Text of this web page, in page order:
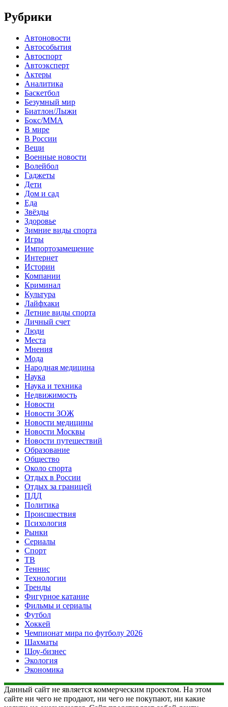
Рубрики
Автоновости
Автособытия
Автоспорт
Автоэксперт
Актеры
Аналитика
Баскетбол
Безумный мир
Биатлон/Лыжи
Бокс/MMA
В мире
В России
Вещи
Военные новости
Волейбол
Гаджеты
Дети
Дом и сад
Еда
Звёзды
Здоровье
Зимние виды спорта
Игры
Импортозамещение
Интернет
Истории
Компании
Криминал
Культура
Лайфхаки
Летние виды спорта
Личный счет
Люди
Места
Мнения
Мода
Народная медицина
Наука
Наука и техника
Недвижимость
Новости
Новости ЗОЖ
Новости медицины
Новости Москвы
Новости путешествий
Образование
Общество
Около спорта
Отдых в России
Отдых за границей
ПДД
Политика
Происшествия
Психология
Рынки
Сериалы
Спорт
ТВ
Теннис
Технологии
Тренды
Фигурное катание
Фильмы и сериалы
Футбол
Хоккей
Чемпионат мира по футболу 2026
Шахматы
Шоу-бизнес
Экология
Экономика
Данный сайт не является коммерческим проектом. На этом
сайте ни чего не продают, ни чего не покупают, ни какие